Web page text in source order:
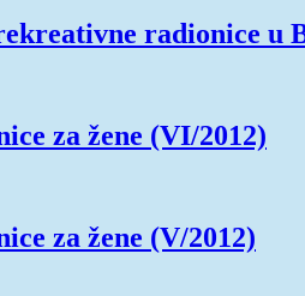
radionice u
za žene (VI/2012)
za žene (V/2012)